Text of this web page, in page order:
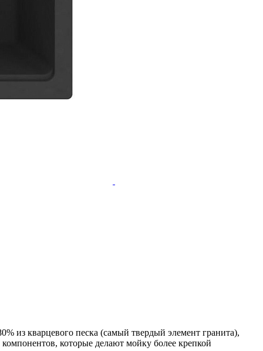
из кварцевого песка (самый твердый элемент гранита),
которые делают мойку более крепкой